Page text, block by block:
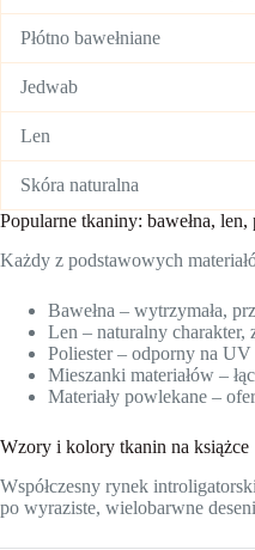
Płótno bawełniane
Jedwab
Len
Skóra naturalna
Popularne tkaniny: bawełna, len,
Każdy z podstawowych
Bawełna – wytrzymała,
Len – naturalny charakter,
Poliester – odporny na
Mieszanki materiałów –
Materiały powlekane –
Wzory i kolory tkanin na książce
Współczesny rynek
po wyraziste, wielobarwne